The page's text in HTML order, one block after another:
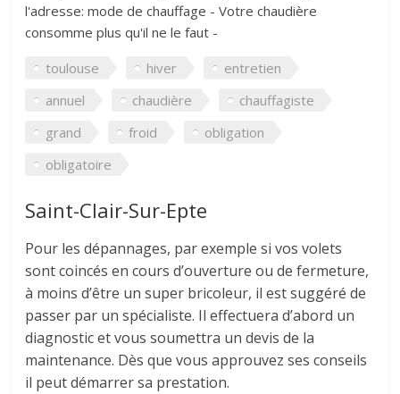
l'adresse: mode de chauffage - Votre chaudière
consomme plus qu'il ne le faut -
toulouse
hiver
entretien
annuel
chaudière
chauffagiste
grand
froid
obligation
obligatoire
Saint-Clair-Sur-Epte
Pour les dépannages, par exemple si vos volets
sont coincés en cours d’ouverture ou de fermeture,
à moins d’être un super bricoleur, il est suggéré de
passer par un spécialiste. Il effectuera d’abord un
diagnostic et vous soumettra un devis de la
maintenance. Dès que vous approuvez ses conseils
il peut démarrer sa prestation.